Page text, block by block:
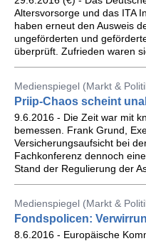
Altersvorsorge und das ITA
haben erneut den Ausweis
ungeförderten und
überprüft. Zufrieden waren
Medienspiegel (Markt &
Priip-Chaos scheint
9.6.2016 - Die Zeit war mit
bemessen. Frank Grund,
Versicherungsaufsicht bei
Fachkonferenz dennoch
Stand der Regulierung der
Medienspiegel (Markt &
Fondspolicen:
8.6.2016 - Europäische